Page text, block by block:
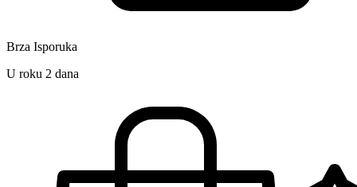
Brza Isporuka
U roku 2 dana